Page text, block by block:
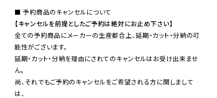
【キャンセルを前提としたご予約は絶対にお止め下さい】
全ての予約商品にメーカーの生産都合上、延期・カット・分納の可
能性がございます。
延期・カット・分納を理由にされてのキャンセルはお受け出来ませ
ん。
尚、それでもご予約のキャンセルをご希望される方に関しまして
は、